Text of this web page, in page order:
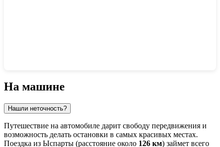
На машине
Нашли неточность?
Путешествие на автомобиле дарит свободу передвижения и
возможность делать остановки в самых красивых местах.
Поездка из Ыспарты (расстояние около 126 км) займет всего